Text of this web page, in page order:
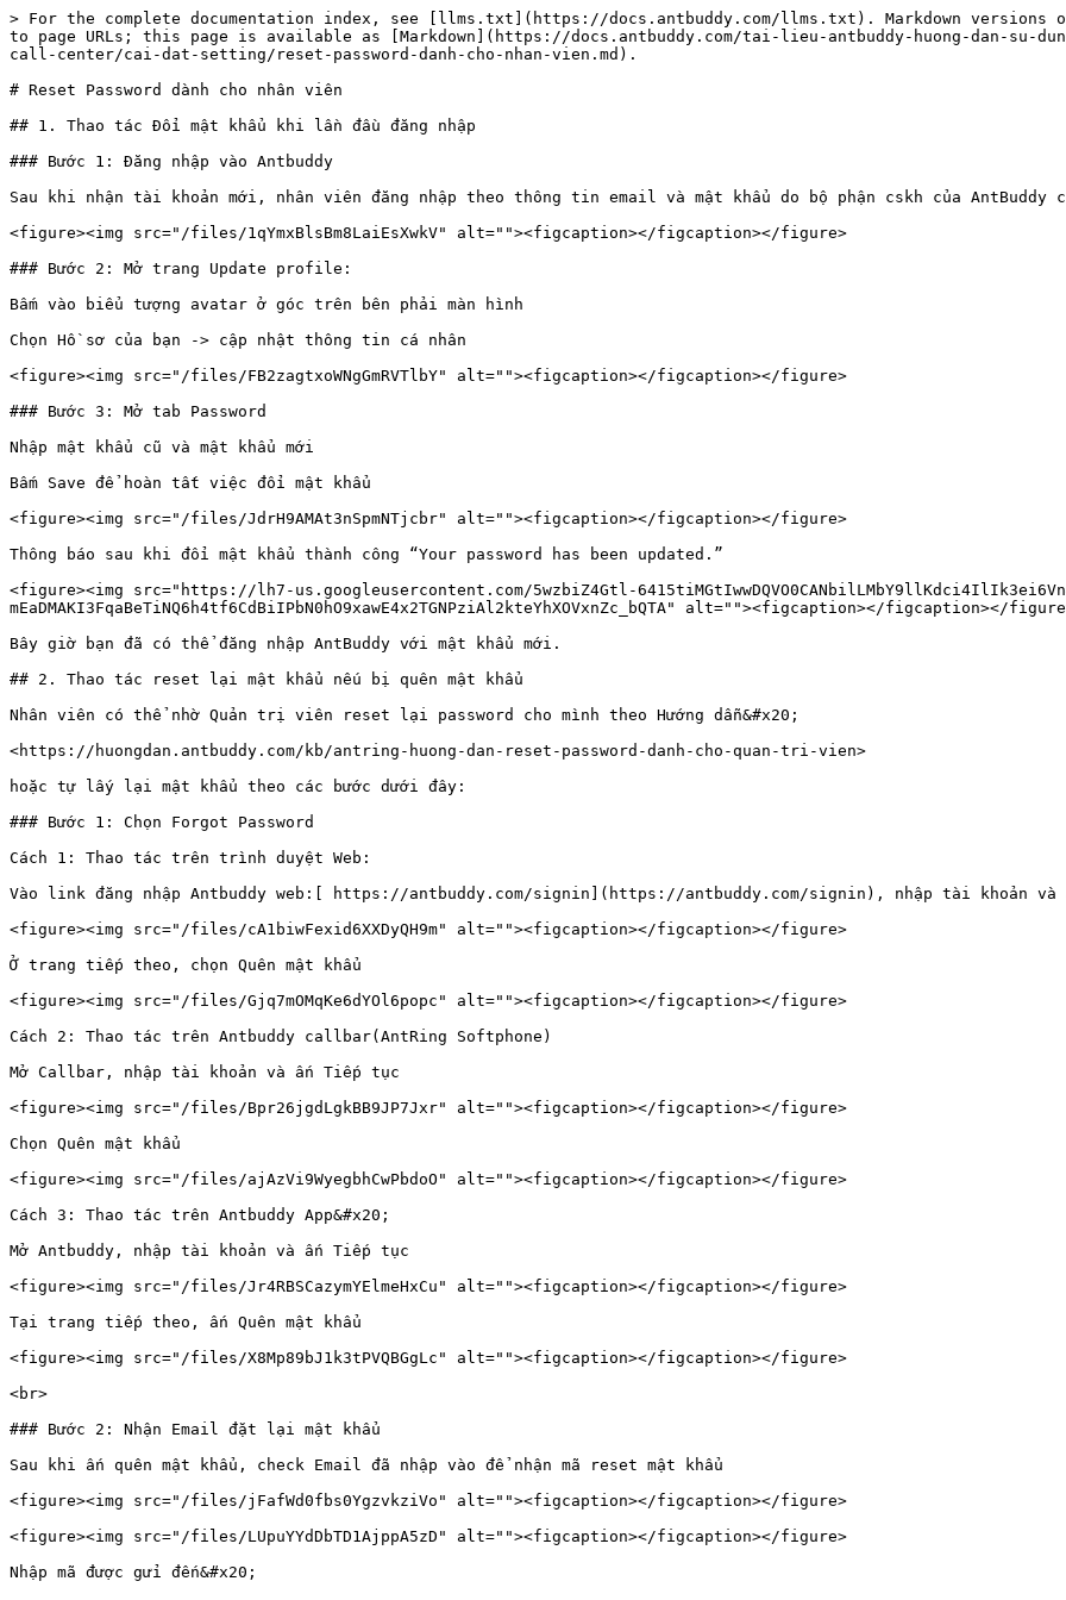
> For the complete documentation index, see [llms.txt](https://docs.antbuddy.com/llms.txt). Markdown versions
to page URLs; this page is available as [Markdown](https://docs.antbuddy.com/tai-lieu-antbuddy-huong-dan-su-
call-center/cai-dat-setting/reset-password-danh-cho-nhan-vien.md).
# Reset Password dành cho nhân viên
## 1. Thao tác Đổi mật khẩu khi lần đầu đăng nhập
### Bước 1: Đăng nhập vào Antbuddy
Sau khi nhận tài khoản mới, nhân viên đăng nhập theo thông tin email và mật khẩu do bộ phận cskh của AntBuddy
<figure><img src="/files/1qYmxBlsBm8LaiEsXwkV" alt=""><figcaption></figcaption></figure>
### Bước 2: Mở trang Update profile:
Bấm vào biểu tượng avatar ở góc trên bên phải màn hình
Chọn Hồ sơ của bạn -> cập nhật thông tin cá nhân
<figure><img src="/files/FB2zagtxoWNgGmRVTlbY" alt=""><figcaption></figcaption></figure>
### Bước 3: Mở tab Password
Nhập mật khẩu cũ và mật khẩu mới
Bấm Save để hoàn tất việc đổi mật khẩu
<figure><img src="/files/JdrH9AMAt3nSpmNTjcbr" alt=""><figcaption></figcaption></figure>
Thông báo sau khi đổi mật khẩu thành công “Your password has been updated.”
<figure><img src="https://lh7-us.googleusercontent.com/5wzbiZ4Gtl-
mEaDMAKI3FqaBeTiNQ6h4tf6CdBiIPbN0hO9xawE4x2TGNPziAl2kteYhXOVxnZc_bQTA" alt=""><figcaption></figcaption></
Bây giờ bạn đã có thể đăng nhập AntBuddy với mật khẩu mới.
## 2. Thao tác reset lại mật khẩu nếu bị quên mật khẩu
Nhân viên có thể nhờ Quản trị viên reset lại password cho mình theo Hướng dẫn&#x20;
<https://huongdan.antbuddy.com/kb/antring-huong-dan-reset-password-danh-cho-quan-tri-vien>
hoặc tự lấy lại mật khẩu theo các bước dưới đây:
### Bước 1: Chọn Forgot Password
Cách 1: Thao tác trên trình duyệt Web:
Vào link đăng nhập Antbuddy web:[ https://antbuddy.com/signin](https://antbuddy.com/signin), nhập tài khoản và
<figure><img src="/files/cA1biwFexid6XXDyQH9m" alt=""><figcaption></figcaption></figure>
Ở trang tiếp theo, chọn Quên mật khẩu
<figure><img src="/files/Gjq7mOMqKe6dYOl6popc" alt=""><figcaption></figcaption></figure>
Cách 2: Thao tác trên Antbuddy callbar(AntRing Softphone)
Mở Callbar, nhập tài khoản và ấn Tiếp tục
<figure><img src="/files/Bpr26jgdLgkBB9JP7Jxr" alt=""><figcaption></figcaption></figure>
Chọn Quên mật khẩu
<figure><img src="/files/ajAzVi9WyegbhCwPbdoO" alt=""><figcaption></figcaption></figure>
Cách 3: Thao tác trên Antbuddy App&#x20;
Mở Antbuddy, nhập tài khoản và ấn Tiếp tục
<figure><img src="/files/Jr4RBSCazymYElmeHxCu" alt=""><figcaption></figcaption></figure>
Tại trang tiếp theo, ấn Quên mật khẩu
<figure><img src="/files/X8Mp89bJ1k3tPVQBGgLc" alt=""><figcaption></figcaption></figure>
<br>
### Bước 2: Nhận Email đặt lại mật khẩu
Sau khi ấn quên mật khẩu, check Email đã nhập vào để nhận mã reset mật khẩu
<figure><img src="/files/jFafWd0fbs0YgzvkziVo" alt=""><figcaption></figcaption></figure>
<figure><img src="/files/LUpuYYdDbTD1AjppA5zD" alt=""><figcaption></figcaption></figure>
Nhập mã được gửi đến&#x20;